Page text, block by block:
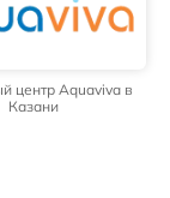
центр Aquaviva в
Казани